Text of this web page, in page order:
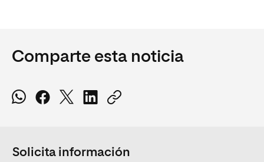
Comparte esta noticia
Solicita información